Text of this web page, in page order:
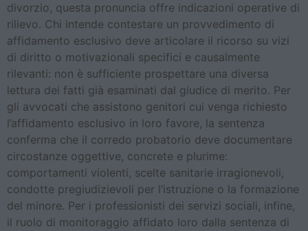
divorzio, questa pronuncia offre indicazioni operative di
rilievo. Chi intende contestare un provvedimento di
affidamento esclusivo deve articolare il ricorso su vizi
di diritto o motivazionali specifici e causalmente
rilevanti: non è sufficiente prospettare una diversa
lettura dei fatti già esaminati dal giudice di merito. Per
gli avvocati che assistono genitori cui venga richiesto
l’affidamento esclusivo in loro favore, la sentenza
conferma che il corredo probatorio deve documentare
circostanze oggettive, concrete e plurime:
comportamenti violenti, scelte sanitarie irragionevoli,
condotte pregiudizievoli per l’istruzione o la formazione
del minore. Per i professionisti dei servizi sociali, infine,
il ruolo di monitoraggio affidato loro dalla sentenza di